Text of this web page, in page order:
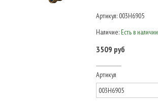
Артикул: 003H6905
Наличие: Есть в наличии
3509 руб
Артикул